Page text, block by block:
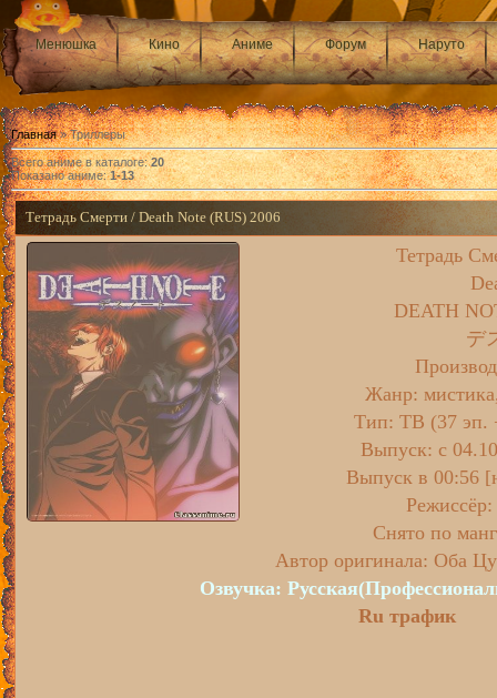
Менюшка Кино Аниме Форум Наруто
Главная»Триллеры
Всего аниме в каталоге:20
Показано аниме:1-13
Тетрадь Смерти / Death Note (RUS) 2006
Тетрадь
DEATH
デ
Жанр:
Тип: ТВ (37 эп.
Выпуск: c
Выпуск в 00:56
Снято по
Автор оригинала: Оба
Озвучка:
Ru трафик